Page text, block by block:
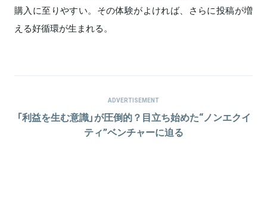
購入に至りやすい。その体験がよければ、さらに投稿が増
える好循環が生まれる。
ADVERTISEMENT
「利益を生む意識」が圧倒的？目立ち始めた“ノンエクイ
ティ”ベンチャーに迫る